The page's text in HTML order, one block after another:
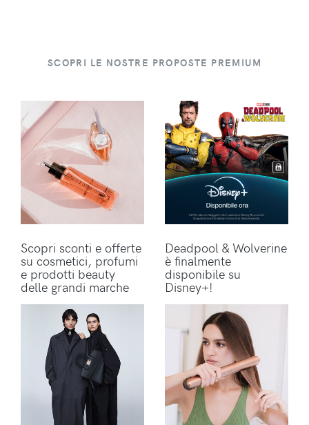
SCOPRI LE NOSTRE PROPOSTE PREMIUM
Scopri sconti e offerte
su cosmetici, profumi
e prodotti beauty
delle grandi marche
Deadpool & Wolverine
è finalmente
disponibile su
Disney+!